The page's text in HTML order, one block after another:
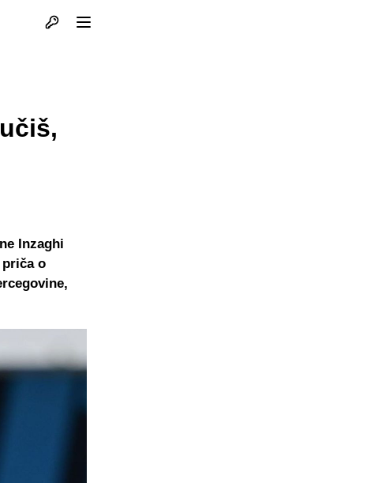
Otvori profil
Inzaghi
priča o